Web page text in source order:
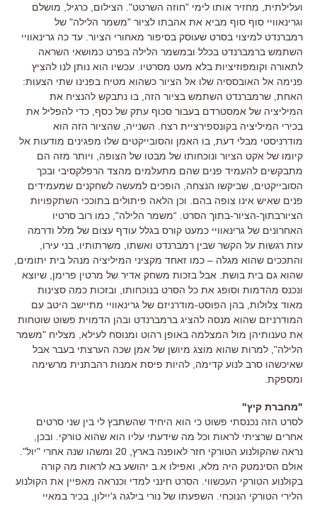
ועלילתית, מחזיר אותו לימי "חוזה השרטט". הצילום, כרגיל, מושלם
וגרינאוויי סוף סוף מביא את אהבתו לציור "משמר הלילה" של
רמברנדט למיצוי בסרט שעוסק בסיפור מאחורי הציור. עד כה גרינאוויי
השתמש ברמברנדט בכלל ובמשמר הלילה בפרט כמושאי השראה
לתאורה וקומפוזיציות בלא מעט מסרטיו. עכשיו הוא נותן לנו להציץ
פנימה אל האובססיה שלו אל הציור כשהוא מטיח בפנינו שתי הצעות:
האחת, שרמברנדט השתמש בציור הזה, בו נתבקש להנציח את
המיליציה של אמסטרדם בעבור סכוף עתק של כסף, כדי להפליל את
בכירי המיליציה בקונספירציית רצח. השנייה, שהציור הזה הוא
מודרניסטי מבלי דעת, בו האמן והסובייקטים שלו מפגינים מודעות אל
קיומו של אקט הציור ונוכחותו של מבטו של הצופה, ויותר מזה הם
מתבקשים להעמיד פנים שהם מתעלמים מהצד הרפלקסיבי ובכך
הסובייקטים, שביקשו הנצחה, הופכים למעשה לשחקנים שמעמידים
פנים שאיש אינו צופה בהם. וכן הלאה פיתולים בתוככי השתקפויות
הציורבתוך-הציור-בתוך הסרט. “משמר הלילה", כמו רוב סרטיו
האחרונים של גרינאוויי כמעט קורס בגלל עודף עצום של מלל ודרמה
עזת רגשות על הקשר שבין רמברנדט ואשתו, משרתותיו, בני עירו,
והתככים שהוא מגלה – כמו זאחד מקציני המיליציה מנהל בית יתומים,
שהוא גם בית בושת. אבל בזכות משחק אדיר של מרטין פרימן, שיוצא
ונכנס מהדמות וסופג את כל הסרט בנוכחותו, ובזכות כמה סצינות
מאוד צלולות, בהן הפוסט-מודרניזם של גרינאוויי מתיישב היטב עם
המודרניזם שהוא מנסה להציג ברמברנדט ובהן הדמוית פשוט שוטחות
את טענותיהן מול המצלמה באופן רהוט ומנוסח לעילא, מצליח "משמר
הלילה", למרות שהוא מוצג מיושן של אמן שכה הערצתי בעבר אבל
שאיכשהו סרב לנוע קדימה, להיות פיסת אמנות רהבתנית מרשימה
ומספקת.
"מחברת קיץ"
לסרט הזה נכנסתי פשוט כי הוא היחיד שהשתבץ לי בין שני סרטים
אחרים שרציתי לראות וכל מה שידעתי עליו הוא שהוא טורקי. ובכן,
נראה שהקולנוע הטורקי חזר לאופנה בארץ, 20 ומשהו שנה אחרי "יול".
אולם הסינמטק היה מלא, ואפילו א.ב יהושע בא לראות מה קורה
בקולנוע הטורקי העכשווי. הסרט חינני למדי וכנראה מאפיין את הקולנוע
הלירי הטורקי הנוכחי. השפעתו של נורי בילגה ג'יילון, בכיר במאיי